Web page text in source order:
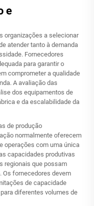
e
organizações a selecionar
atender tanto à demanda
Fornecedores
para garantir o
comprometer a qualidade
A avaliação das
dos equipamentos de
e da escalabilidade da
de produção
normalmente oferecem
operações com uma única
capacidades produtivas
regionais que possam
Os fornecedores devem
de capacidade
diferentes volumes de